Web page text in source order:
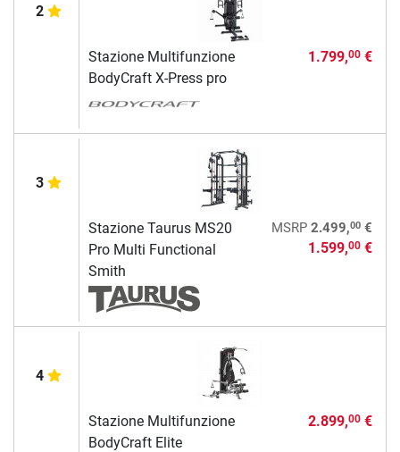
2
Stazione Multifunzione
BodyCraft X-Press pro
1.799,00€
3
Stazione Taurus MS20
Pro Multi Functional
Smith
MSRP 2.499,00€
1.599,00€
4
Stazione Multifunzione
BodyCraft Elite
2.899,00€